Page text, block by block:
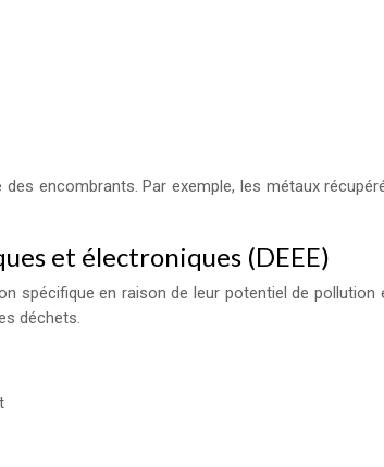
encombrants. Par exemple, les métaux
et électroniques (DEEE)
spécifique en raison de leur potentiel de
déchets.